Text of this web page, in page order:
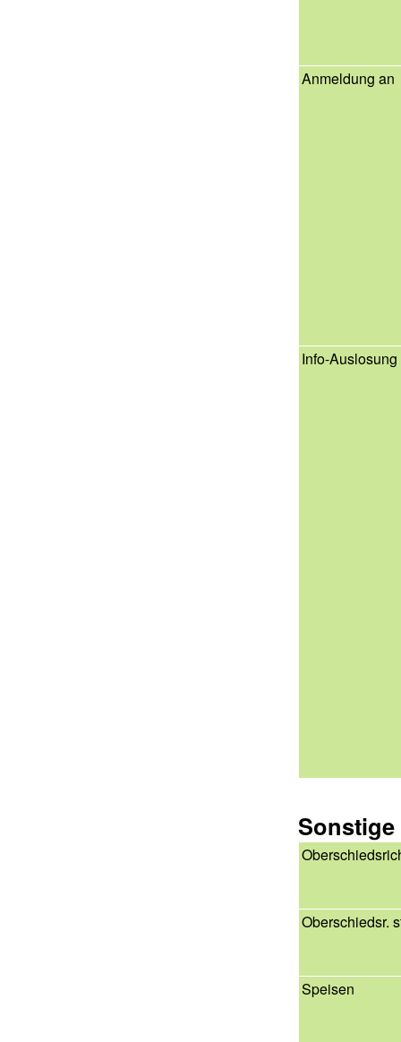
Anmeldung an
Info-Auslosung
Oberschiedsr.
Speisen